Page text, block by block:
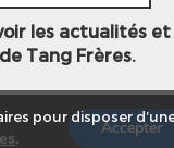
les actualités et
Tang Frères.
pour disposer
. Accepter